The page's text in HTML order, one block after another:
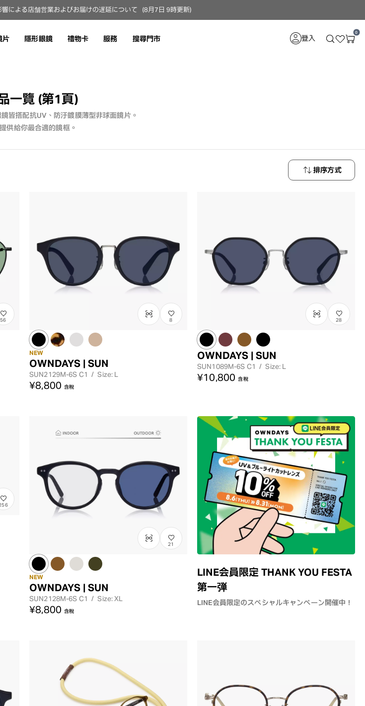
による店舗営業およびお届けの遅延について（8月7日 9時更新）
片 隱形眼鏡 禮物卡 服務 搜尋門市 登入
0
一覽 (第1頁)
皆搭配抗UV、防汙鍍膜薄型非球面鏡片。
供給你最合適的鏡框。
排序方式
LINE会員限定 THANK YOU FESTA
第一弾
LINE会員限定のスペシャルキャンペーン開催中！
56 8
NEW
OWNDAYS | SUN
SUN2129M-6S C1 / Size: L
¥8,800 含稅
28
OWNDAYS | SUN
SUN1089M-6S C1 / Size: L
¥10,800 含稅
21
NEW
OWNDAYS | SUN
SUN2128M-6S C1 / Size: XL
¥8,800 含稅
レンズカラー